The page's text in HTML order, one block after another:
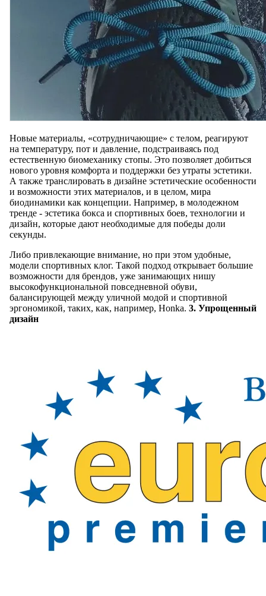
Новые материалы, «сотрудничающие» с телом, реагируют
на температуру, пот и давление, подстраиваясь под
естественную биомеханику стопы. Это позволяет добиться
нового уровня комфорта и поддержки без утраты эстетики.
А также транслировать в дизайне эстетические особенности
и возможности этих материалов, и в целом, мира
биодинамики как концепции. Например, в молодежном
тренде - эстетика бокса и спортивных боев, технологии и
дизайн, которые дают необходимые для победы доли
секунды.
Либо привлекающие внимание, но при этом удобные,
модели спортивных клог. Такой подход открывает большие
возможности для брендов, уже занимающих нишу
высокофункциональной повседневной обуви,
балансирующей между уличной модой и спортивной
эргономикой, таких, как, например, Honka. 3. Упрощенный
дизайн